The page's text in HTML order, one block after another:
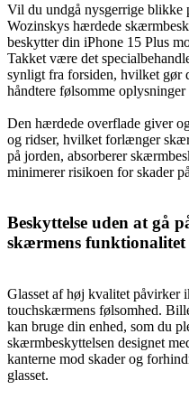
Vil du undgå nysgerrige blikke
Wozinskys hærdede
beskytter din iPhone 15 Plus
Takket være det
synligt fra forsiden, hvilket gør
håndtere følsomme
Den hærdede overflade giver
og ridser, hvilket forlænger
på jorden, absorberer
minimerer risikoen for skader
Beskyttelse uden at gå
skærmens funktionalitet
Glasset af høj kvalitet påvirker
touchskærmens følsomhed.
kan bruge din enhed, som du
skærmbeskyttelsen designet
kanterne mod skader og
glasset.